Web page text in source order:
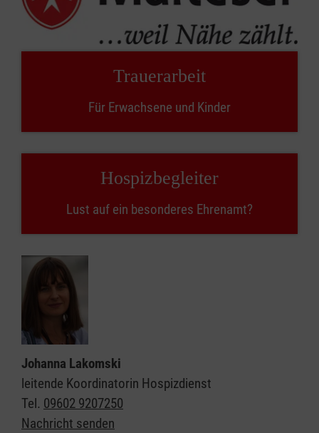
Trauer­arbeit
Für Erwachsene und Kinder
Hospiz­begleiter
Lust auf ein besonderes Ehrenamt?
Johanna Lakomski
leitende Koordinatorin Hospizdienst
Tel. 09602 9207250
Nachricht senden